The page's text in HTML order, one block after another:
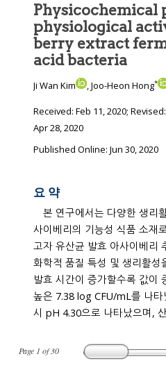
Page 1 of30
Physicochemical
physiological
berry extract fermented by lactic
acid bacteria
Ji Wan Kim , Joo-Heon Hong*
Received: Feb 11, 2020; Revised:
Apr 28, 2020
Published Online: Jun 30, 2020
요 약
본 연구에서는 다양한 생리
사이베리의 기능성 식품 소재
고자 유산균 발효 아사이베리
화학적 품질 특성 및 생리활성을 조사하였다. 생균수는
발효 시간이 증가할수록 값이
높은 7.38 log CFU/mL를 나
시 pH 4.30으로 나타났으며, 산도는 48시간 배양 시